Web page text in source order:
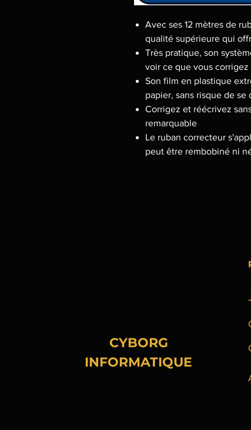
Avec ses 12 mètres de
qualité supérieure qui
Très pratique, son
voir ce que vous corrigez
Son film en plastique
papier, sans risque de se
Corrigez et réécrivez
remarquable
Le ruban correcteur
peut être rembobiné ni
CYBORG
INFORMATIQUE